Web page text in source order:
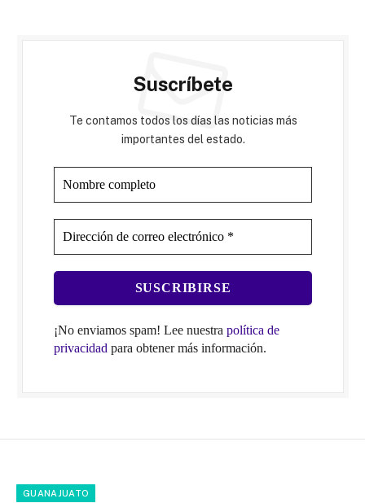
Suscríbete
Te contamos todos los días las noticias más
importantes del estado.
¡No enviamos spam! Lee nuestra política de
privacidad para obtener más información.
GUANAJUATO